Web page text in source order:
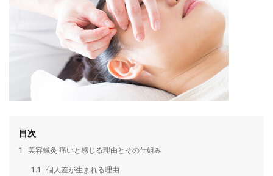
目次
1 美容鍼灸 痛いと感じる理由とその仕組み
1.1
個人差が生まれる理由